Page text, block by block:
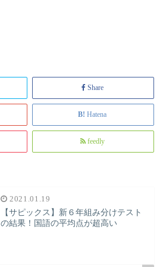
Share
Hatena
feedly
2021.01.19
【サピックス】新６年組み分けテスト
の結果！国語の平均点が超高い